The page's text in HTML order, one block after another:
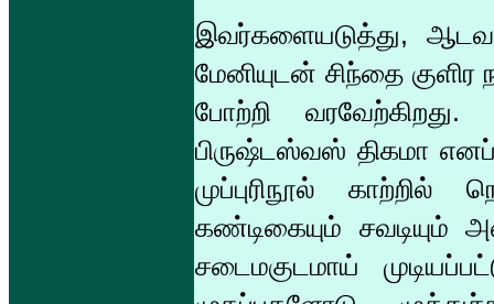
இவர்களையடுத்து,
மேனியுடன் சிந்தை
போற்றி
பிருஷ்டஸ்வஸ் திகமா
முப்புரிநூல்
கண்டிகையும்
சடைமகுடமாய்